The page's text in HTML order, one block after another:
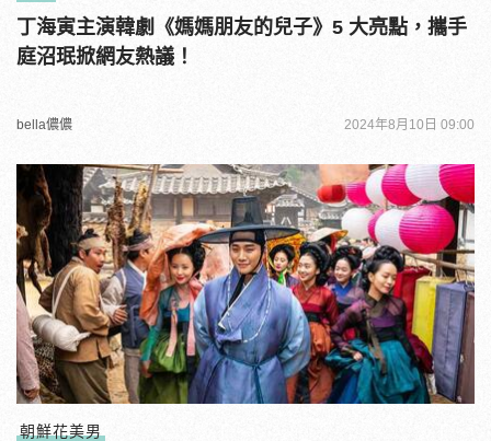
丁海寅主演韓劇《媽媽朋友的兒子》5 大亮點，攜手
庭沼珉掀網友熱議！
bella儂儂 2024年8月10日 09:00
朝鮮花美男